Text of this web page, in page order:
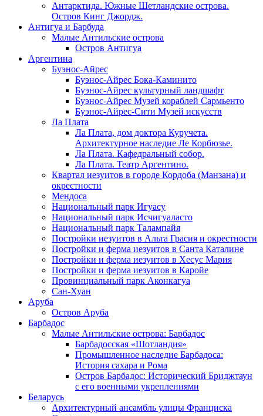
Антарктида. Южные Шетландские острова.
Остров Кинг Джордж.
Антигуа и Барбуда
Малые Антильские острова
Остров Антигуа
Аргентина
Буэнос-Айрес
Буэнос-Айрес Бока-Каминито
Буэнос-Айрес культурный ландшафт
Буэнос-Айрес Музей кораблей Сармьенто
Буэнос-Айрес-Сити Музей искусств
Ла Плата
Ла Плата, дом доктора Куручета.
Архитектурное наследие Ле Корбюзье.
Ла Плата. Кафедральный собор.
Ла Плата. Театр Аргентино.
Квартал иезуитов в городе Кордоба (Манзана) и
окрестности
Мендоса
Национальный парк Игуасу
Национальный парк Исчигуаласто
Национальный парк Талампайя
Постройки иезуитов в Альта Грасия и окрестности
Постройки и ферма иезуитов в Санта Каталине
Постройки и ферма иезуитов в Хесус Мария
Постройки и ферма иезуитов в Каройе
Провинциальный парк Аконкагуа
Сан-Хуан
Аруба
Остров Аруба
Барбадос
Малые Антильские острова: Барбадос
Барбадосская «Шотландия»
Промышленное наследие Барбадоса:
История сахара и Рома
Остров Барбадос: Исторический Бриджтаун
с его военными укреплениями
Беларусь
Архитектурный ансамбль улицы Франциска